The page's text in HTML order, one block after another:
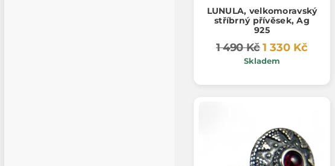
LUNULA, velkomoravský
stříbrný přívěsek, Ag
925
1 490 Kč1 330 Kč
Skladem